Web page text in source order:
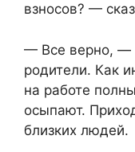
взносов? —
— Все верно, —
родители. Как
на работе
осыпают.
близких людей.